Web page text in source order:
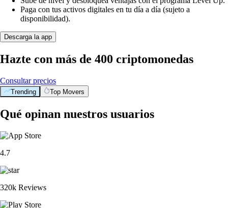
Paga con tus activos digitales en tu día a día (sujeto a
disponibilidad).
Descarga la app
Hazte con más de 400 criptomonedas
Consultar precios
Trending Top Movers
Qué opinan nuestros usuarios
4.7
320k Reviews